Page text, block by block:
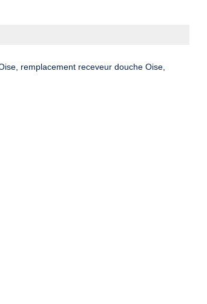
remplacement receveur douche Oise,